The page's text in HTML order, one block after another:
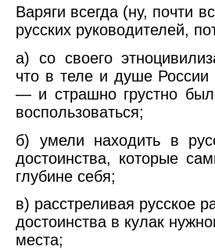
Варяги всегда (ну, почти
русских руководителей,
а) со своего
что в теле и душе России
— и страшно грустно
воспользоваться;
б) умели находить в
достоинства, которые
глубине себя;
в) расстреливая русское
достоинства в кулак
места;